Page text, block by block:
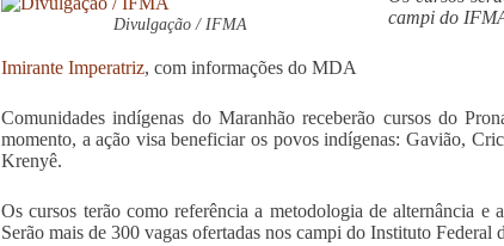
Divulgação / IFMA
campi do
Imirante Imperatriz, com informações do MDA
Comunidades indígenas do Maranhão receberão cursos do
momento, a ação visa beneficiar os povos indígenas: Gavião,
Krenyê.
Os cursos terão como referência a metodologia de alternância e
Serão mais de 300 vagas ofertadas nos campi do Instituto